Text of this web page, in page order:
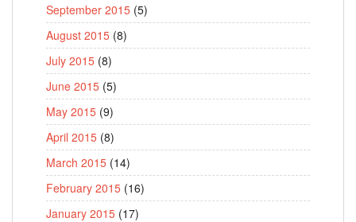
September 2015 (5)
August 2015 (8)
July 2015 (8)
June 2015 (5)
May 2015 (9)
April 2015 (8)
March 2015 (14)
February 2015 (16)
January 2015 (17)